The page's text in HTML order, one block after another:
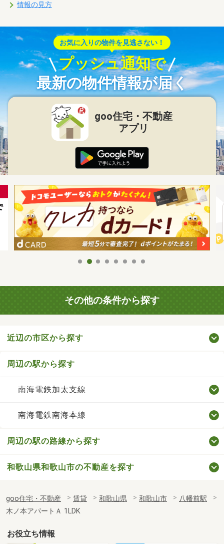
情報の見方
お気に入りの物件を見逃さない！
プッシュ通知で
最新の物件情報が届く
goo住宅・不動産
アプリ
その他の条件から探す
近辺の市区から探す
周辺の駅から探す
南海電鉄加太支線
南海電鉄南海本線
周辺の駅の路線から探す
和歌山県和歌山市の不動産を探す
goo住宅・不動産 賃貸 和歌山県 和歌山市
八幡前駅
木ノ本アパートＡ 1LDK
お役立ち情報